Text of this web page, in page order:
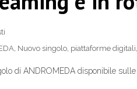
Nuovo singolo piattaforme digitali
di ANDROMEDA disponibile